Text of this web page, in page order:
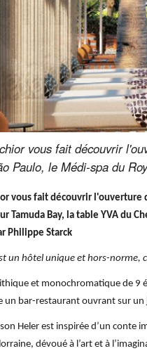
vous fait découvrir
Paulo, le Médi-spa du
vous fait découvrir l'ouverture
Tamuda Bay, la table YVA du
Philippe Starck
un hôtel unique et hors-
et monochromatique de 9
un bar-restaurant ouvrant sur
Heler est inspirée d’un conte
dévoué à l’art et à